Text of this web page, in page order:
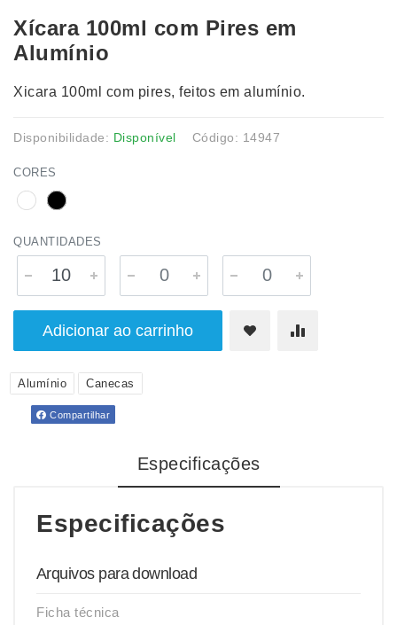
Xícara 100ml com Pires em
Alumínio
Xicara 100ml com pires, feitos em alumínio.
Disponibilidade: Disponível Código: 14947
CORES
QUANTIDADES
Adicionar ao carrinho
Alumínio Canecas
Compartilhar
Especificações
Especificações
Arquivos para download
Ficha técnica